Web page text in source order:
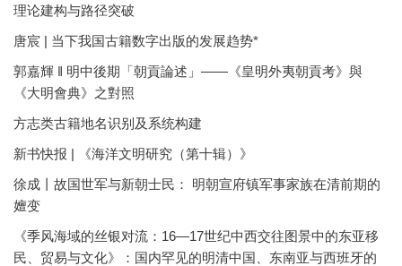
理论建构与路径突破
唐宸 | 当下我国古籍数字出版的发展趋势*
郭嘉輝 ‖ 明中後期「朝貢論述」——《皇明外夷朝貢考》與
《大明會典》之對照
方志类古籍地名识别及系统构建
新书快报 | 《海洋文明研究（第十辑）》
徐成丨故国世军与新朝士民： 明朝宣府镇军事家族在清前期的
嬗变
《季风海域的丝银对流：16—17世纪中西交往图景中的东亚移
民、贸易与文化》：国内罕见的明清中国、东南亚与西班牙的